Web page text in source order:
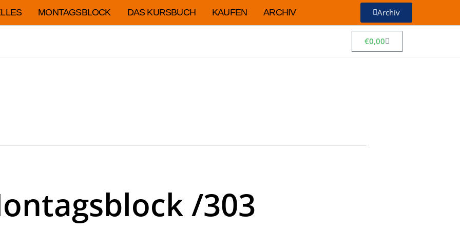
MONTAGSBLOCK DAS KURSBUCH KAUFEN ARCHIV Archiv
€0,00
/303